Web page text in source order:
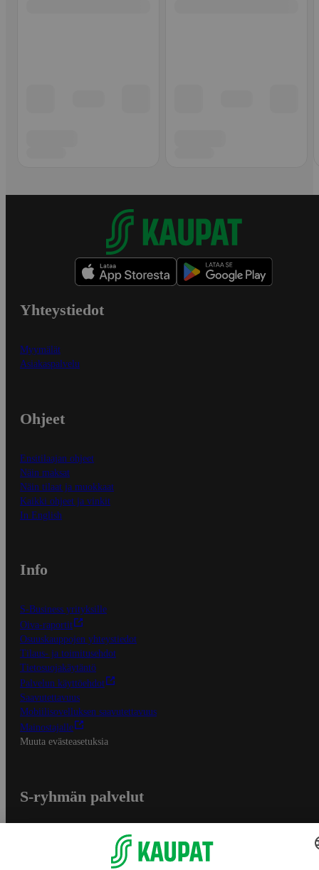
Yhteystiedot
Myymälät
Asiakaspalvelu
Ohjeet
Ensitilaajan ohjeet
Näin maksat
Näin tilaat ja muokkaat
Kaikki ohjeet ja vinkit
In English
Info
S-Business yrityksille
Oiva-raportit
Osuuskauppojen yhteystiedot
Tilaus- ja toimitusehdot
Tietosuojakäytäntö
Palvelun käyttöehdot
Saavutettavuus
Mobiilisovelluksen saavutettavuus
Mainostajalle
Muuta evästeasetuksia
S-ryhmän palvelut